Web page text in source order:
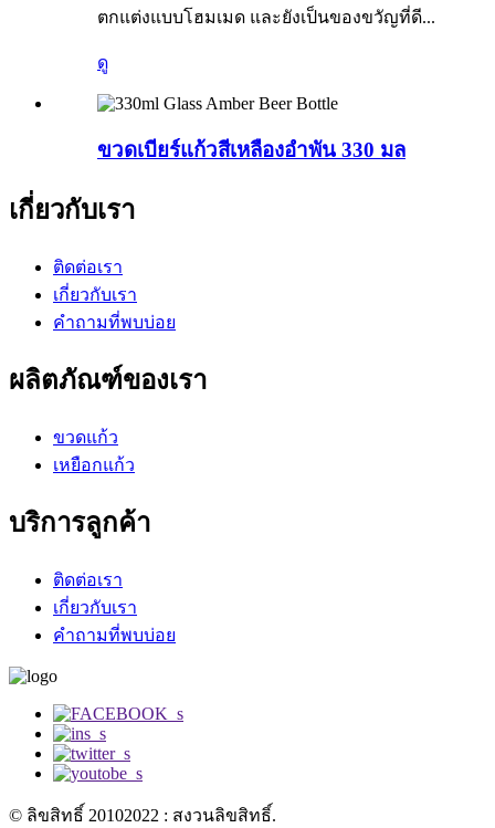
ตกแต่งแบบโฮมเมด และยังเป็นของขวัญที่ดี...
ดู
ขวดเบียร์แก้วสีเหลืองอำพัน 330 มล
เกี่ยวกับเรา
ติดต่อเรา
เกี่ยวกับเรา
คำถามที่พบบ่อย
ผลิตภัณฑ์ของเรา
ขวดแก้ว
เหยือกแก้ว
บริการลูกค้า
ติดต่อเรา
เกี่ยวกับเรา
คำถามที่พบบ่อย
© ลิขสิทธิ์ 20102022 : สงวนลิขสิทธิ์.